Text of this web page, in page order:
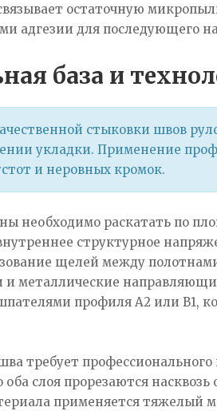
остаточную
адгезии для последующего
база и
стыковки швов
укладки. Применение
и неровных кромок.
необходимо раскатать по
структурное
щелей между
металлические
профиля А2 или В1,
требует
оба слоя прорезаются
применяется тяжелый